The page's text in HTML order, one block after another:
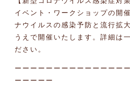
イベント・ワークショップの開
ナウイルスの感染予防と流行拡
うえで開催いたします。詳細は
ださい。
ーーーーーーーーーーーーーー
ーーーーー